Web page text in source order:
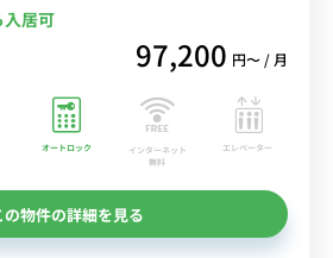
居可
97,200 円〜 / 月
オートロック
インターネット
無料
エレベーター
の物件の詳細を見る